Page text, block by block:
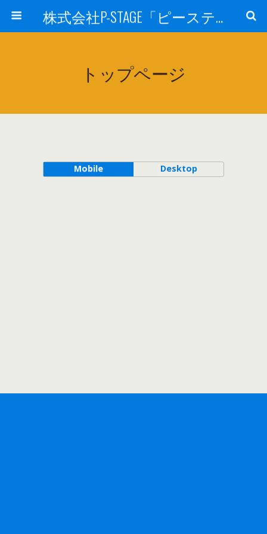
株式会社P-STAGE「ピーステージ」
トップページ
Mobile Desktop